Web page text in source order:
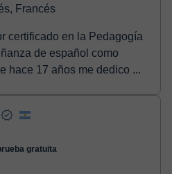
Francés
certificado en la Pedagogía
de español como
hace 17 años me dedico ...
gratuita